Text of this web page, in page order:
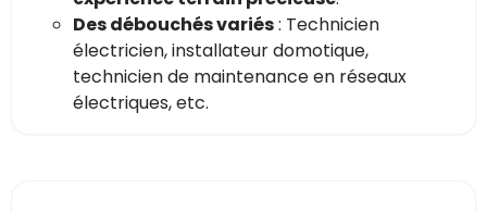
Des débouchés variés: Technicien
électricien, installateur domotique,
technicien de maintenance en réseaux
électriques, etc.